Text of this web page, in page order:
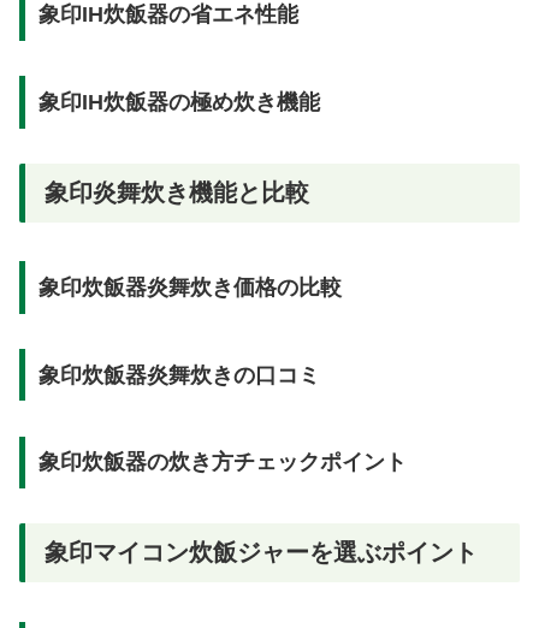
象印IH炊飯器の省エネ性能
象印IH炊飯器の極め炊き機能
象印炎舞炊き機能と比較
象印炊飯器炎舞炊き価格の比較
象印炊飯器炎舞炊きの口コミ
象印炊飯器の炊き方チェックポイント
象印マイコン炊飯ジャーを選ぶポイント